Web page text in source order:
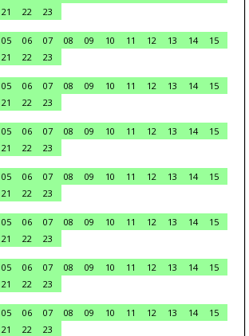
21 22
23
05 06 07 08 09 10 11 12 13 14
15
21 22
23
05 06 07 08 09 10 11 12 13 14
15
21 22
23
05 06 07 08 09 10 11 12 13 14
15
21 22
23
05 06 07 08 09 10 11 12 13 14
15
21 22
23
05 06 07 08 09 10 11 12 13 14
15
21 22
23
05 06 07 08 09 10 11 12 13 14
15
21 22
23
05 06 07 08 09 10 11 12 13 14
15
21 22
23